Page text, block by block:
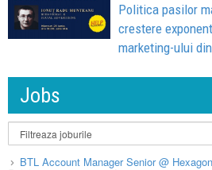
Politica pasilor
crestere
marketing-ului
Jobs
BTL Account Manager Senior @